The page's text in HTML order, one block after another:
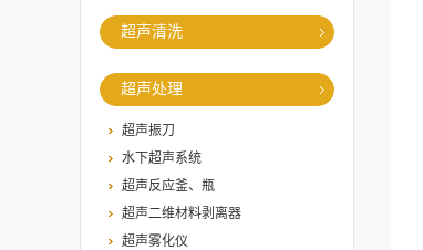
超声清洗
超声处理
超声振刀
水下超声系统
超声反应釜、瓶
超声二维材料剥离器
超声雾化仪